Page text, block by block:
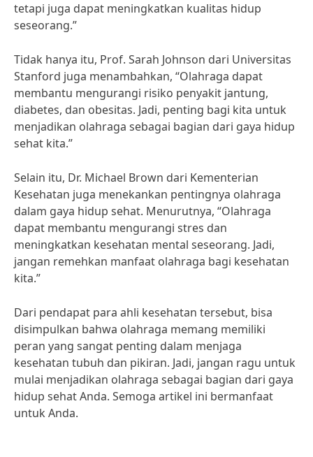
tetapi juga dapat meningkatkan kualitas hidup
seseorang.”
Tidak hanya itu, Prof. Sarah Johnson dari Universitas
Stanford juga menambahkan, “Olahraga dapat
membantu mengurangi risiko penyakit jantung,
diabetes, dan obesitas. Jadi, penting bagi kita untuk
menjadikan olahraga sebagai bagian dari gaya hidup
sehat kita.”
Selain itu, Dr. Michael Brown dari Kementerian
Kesehatan juga menekankan pentingnya olahraga
dalam gaya hidup sehat. Menurutnya, “Olahraga
dapat membantu mengurangi stres dan
meningkatkan kesehatan mental seseorang. Jadi,
jangan remehkan manfaat olahraga bagi kesehatan
kita.”
Dari pendapat para ahli kesehatan tersebut, bisa
disimpulkan bahwa olahraga memang memiliki
peran yang sangat penting dalam menjaga
kesehatan tubuh dan pikiran. Jadi, jangan ragu untuk
mulai menjadikan olahraga sebagai bagian dari gaya
hidup sehat Anda. Semoga artikel ini bermanfaat
untuk Anda.